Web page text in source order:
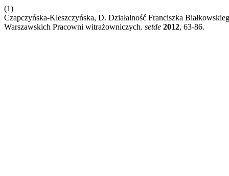
(1)
Czapczyńska-Kleszczyńska, D. Działalność Franciszka
Warszawskich Pracowni witrażowniczych. setde 2012, 63-86.